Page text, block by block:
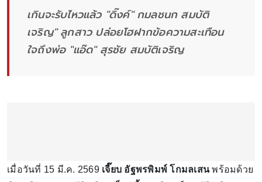
เกินจะรับไหวแล้ว "ดิ๊งค์" กมลชนก สมบัติ
เจริญ" ลูกสาว ปล่อยโฮฝากข้อความสะเทือน
ใจถึงพ่อ "แอ๊ด" สุรชัย สมบัติเจริญ
เมื่อวันที่ 15 มี.ค. 2569 เจี๊ยบ อัฐพรพิมพ์ โกมลเสนพร้อมด้วย